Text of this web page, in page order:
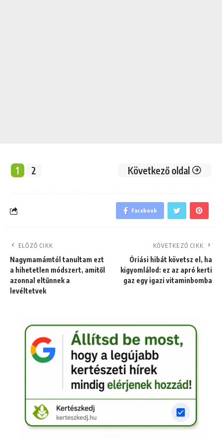
1 2 Következő oldal
Facebook
ELŐZŐ CIKK
Nagymamámtól tanultam ezt
a hihetetlen módszert, amitől
azonnal eltűnnek a
levéltetvek
KÖVETKEZŐ CIKK
Óriási hibát követsz el, ha
kigyomlálod: ez az apró kerti
gaz egy igazi vitaminbomba